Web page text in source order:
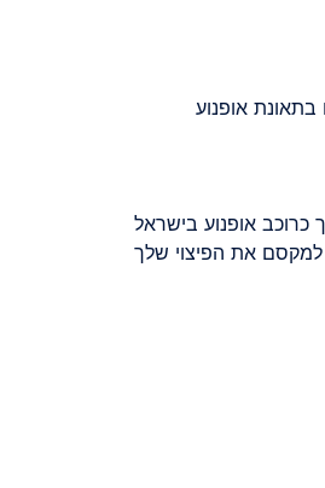
אופנוע
כרוכב אופנוע בישראל
למקסם את הפיצוי שלך